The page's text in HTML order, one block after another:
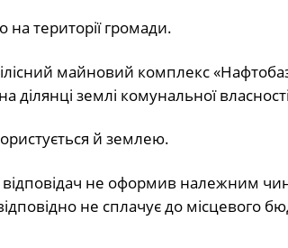
території громади.
майновий комплекс
ділянці землі комунальної
й землею.
не оформив належним
не сплачує до місцевого